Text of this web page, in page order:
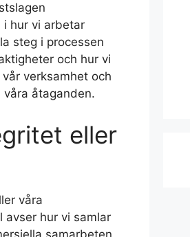
i hur vi arbetar
steg i processen
och hur vi
verksamhet och
åtaganden.
eller
våra
avser hur vi samlar
samarbeten,